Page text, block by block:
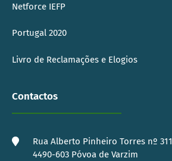
Netforce IEFP
Portugal 2020
Livro de Reclamações e Elogios
Contactos
Rua Alberto Pinheiro Torres nº 311
4490-603 Póvoa de Varzim